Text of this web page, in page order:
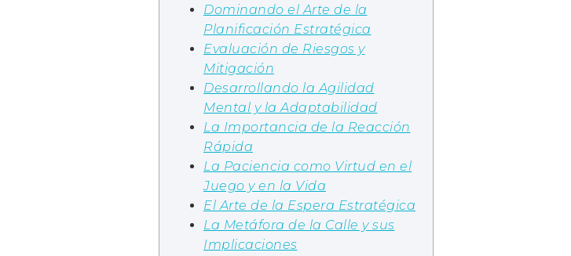
Dominando el Arte de la
Planificación Estratégica
Evaluación de Riesgos y
Mitigación
Desarrollando la Agilidad
Mental y la Adaptabilidad
La Importancia de la Reacción
Rápida
La Paciencia como Virtud en el
Juego y en la Vida
El Arte de la Espera Estratégica
La Metáfora de la Calle y sus
Implicaciones